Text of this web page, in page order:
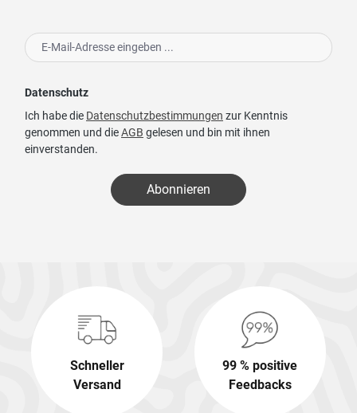
Datenschutz
Ich habe die Datenschutzbestimmungen zur Kenntnis
genommen und dieAGB gelesen und bin mit ihnen
einverstanden.
Abonnieren
Schneller
Versand
99 % positive
Feedbacks